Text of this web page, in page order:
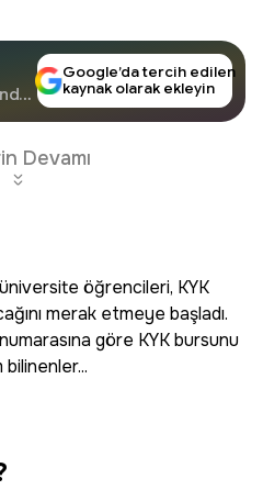
Google’da tercih edilen
kaynak olarak ekleyin
Devamı
öğrencileri, KYK
merak etmeye başladı.
göre KYK bursunu